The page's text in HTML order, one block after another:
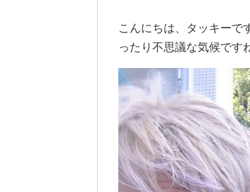
こんにちは、タッキーで
ったり不思議な気候です